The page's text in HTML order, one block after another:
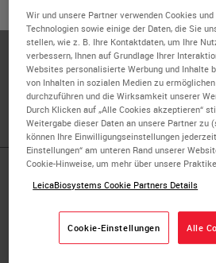
oder
Dr. Talat Zehra is a consultant
Pakistan. Since 2016, Dr. Zehra
at Jinnah Sindh Medical
interest is digital pathology and its
Pakistan.
Published Pieces
Dr. Talat
Wir und unsere Partner verwenden Cookies
Technologien sowie einige der Daten, die Sie
stellen, wie z. B. Ihre Kontaktdaten, um Ihre
verbessern, Ihnen auf Grundlage Ihrer
Websites personalisierte Werbung und Inhalte
von Inhalten in sozialen Medien zu
durchzuführen und die Wirksamkeit unserer
Durch Klicken auf „Alle Cookies akzeptieren“
Weitergabe dieser Daten an unsere Partner zu
können Ihre Einwilligungseinstellungen
Einstellungen“ am unteren Rand unserer
Cookie-Hinweise, um mehr über unsere
LeicaBiosystems Cookie Partners Details
Cookie-Einstellungen Alle